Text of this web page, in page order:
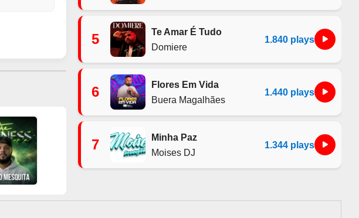
5
Te Amar É Tudo
Domiere
1.840 plays
6
Flores Em Vida
Buera Magalhães
1.440 plays
7
Minha Paz
Moises DJ
1.344 plays